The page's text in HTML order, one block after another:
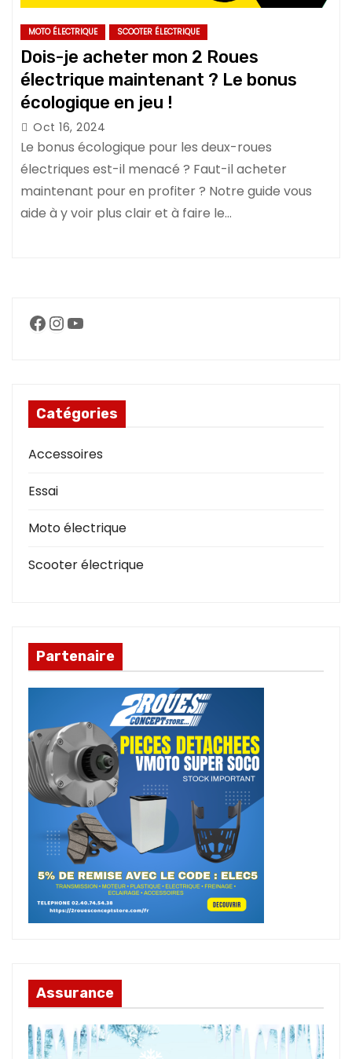
MOTO ÉLECTRIQUE SCOOTER ÉLECTRIQUE
Dois-je acheter mon 2 Roues
électrique maintenant ? Le bonus
écologique en jeu !
Oct 16, 2024
Le bonus écologique pour les deux-roues
électriques est-il menacé ? Faut-il acheter
maintenant pour en profiter ? Notre guide vous
aide à y voir plus clair et à faire le…
Facebook InstagramYouTube
Catégories
Accessoires
Essai
Moto électrique
Scooter électrique
Partenaire
Assurance